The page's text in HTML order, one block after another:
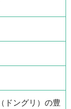
ドングリ）の豊